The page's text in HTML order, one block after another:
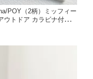
POY（2柄）ミッフィー
ウトドア カラビナ付き
式ショップ ギフト